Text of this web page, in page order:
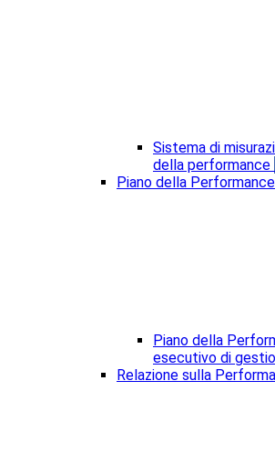
Sistema di
della performance
Piano della Performance
Piano della
esecutivo di
Relazione sulla